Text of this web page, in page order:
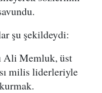
şu şekildeydi:
Ali Memluk, üst
milis liderleriyle